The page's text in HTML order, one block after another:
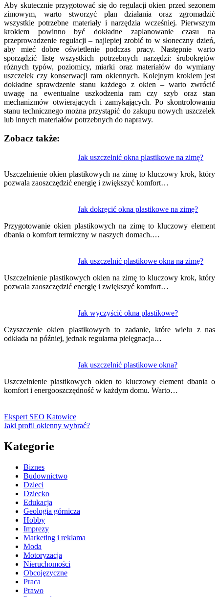
Aby skutecznie przygotować się do regulacji okien przed sezonem
zimowym, warto stworzyć plan działania oraz zgromadzić
wszystkie potrzebne materiały i narzędzia wcześniej. Pierwszym
krokiem powinno być dokładne zaplanowanie czasu na
przeprowadzenie regulacji – najlepiej zrobić to w słoneczny dzień,
aby mieć dobre oświetlenie podczas pracy. Następnie warto
sporządzić listę wszystkich potrzebnych narzędzi: śrubokrętów
różnych typów, poziomicy, miarki oraz materiałów do wymiany
uszczelek czy konserwacji ram okiennych. Kolejnym krokiem jest
dokładne sprawdzenie stanu każdego z okien – warto zwrócić
uwagę na ewentualne uszkodzenia ram czy szyb oraz stan
mechanizmów otwierających i zamykających. Po skontrolowaniu
stanu technicznego można przystąpić do zakupu nowych uszczelek
lub innych materiałów potrzebnych do naprawy.
Zobacz także:
Jak uszczelnić okna plastikowe na zimę?
Uszczelnienie okien plastikowych na zimę to kluczowy krok, który
pozwala zaoszczędzić energię i zwiększyć komfort…
Jak dokręcić okna plastikowe na zimę?
Przygotowanie okien plastikowych na zimę to kluczowy element
dbania o komfort termiczny w naszych domach.…
Jak uszczelnić plastikowe okna na zimę?
Uszczelnienie plastikowych okien na zimę to kluczowy krok, który
pozwala zaoszczędzić energię i zwiększyć komfort…
Jak wyczyścić okna plastikowe?
Czyszczenie okien plastikowych to zadanie, które wielu z nas
odkłada na później, jednak regularna pielęgnacja…
Jak uszczelnić plastikowe okna?
Uszczelnienie plastikowych okien to kluczowy element dbania o
komfort i energooszczędność w każdym domu. Warto…
wpisu
Ekspert SEO Katowice
Jaki profil okienny wybrać?
Kategorie
Biznes
Budownictwo
Dzieci
Dziecko
Edukacja
Geologia górnicza
Hobby
Imprezy
Marketing i reklama
Moda
Motoryzacja
Nieruchomości
Obcojęzyczne
Praca
Prawo